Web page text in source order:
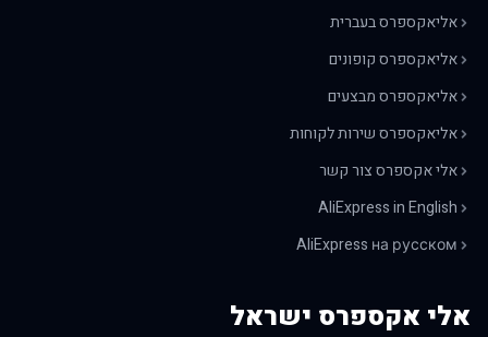
אליאקספרס בעברית
אליאקספרס קופונים
אליאקספרס מבצעים
אליאקספרס שירות לקוחות
אלי אקספרס צור קשר
AliExpress in English
AliExpress на русском
אלי אקספרס ישראל